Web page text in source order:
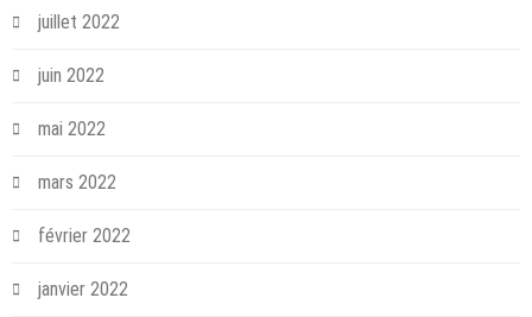
juillet 2022
juin 2022
mai 2022
mars 2022
février 2022
janvier 2022